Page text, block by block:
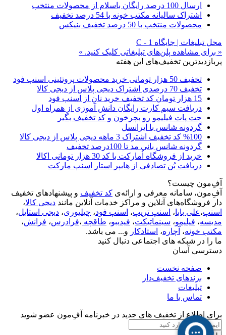
ارسال 100 درصد رایگان باسلام از محصولات منتخب
اشتراک سالیانه مکتب خونه با 54 درصد تخفیف
محصولات منتخب با 50 درصد تخفیف بنیکس
محل تبلیغات | جایگاه C - 1
« برای مشاهده پلن‌های تبلیغاتی کلیک کنید. »
پربازدیدترین تخفیف‌های این هفته
تخفیف 50 هزار تومانی خرید محصولات پروتئینی اسنپ فود
تخفیف 70 درصدی اشتراک دیجی پلاس از دیجی کالا
15 هزار تومان کد تخفیف خرید نان از اسنپ فود
دریافت سیم کارت رایگان دانش آموزی از همراه اول
جت پات فیلیمو رو بچرخون و کد تخفیف بگیر
گردونه شانس با ایرانسل
%100 کد تخفیف اشتراک 3 ماهه دیجی پلاس از دیجی کالا
گردونه شانس بانی مد تا 100درصد تخفیف
خرید از فروشگاه اُمارکت با کد 30 هزار تومانی اکالا
دریافت بُن تصادفی از هایپر استار اسنپ مارکت
آفِ‌مون چیست؟
آفِ‌مون، سامانه معرفی و ارائه‌ی کد تخفیف و پیشنهادهای تخفیف
دار فروشگاه‌های آنلاین و مراکز خدمات آنلاین مانند دیجی کالا،
اسنپ،علی بابا، اسنپ تریپ، اسنپ فود، چیلیوری، دیجی استایل،
مدیسه، فیلیمو، سینماتیکت، فیدیبو، طاقچه ،فرادرس، فرانش،
مکتب خونه، آچاره، استادکار و... می باشد.
ما را در شبکه های اجتماعی دنبال کنید
دسترسی آسان
صفحه نخست
برندهای تخفیف‌دار
تبلیغات
تماس با ما
برای اطلاع از تخفیف های جدید در خبرنامه آفِ‌مون عضو شوید